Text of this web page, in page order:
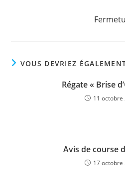
VOUS DEVRIEZ
Régate « Brise
11 octobre
Avis de course
17 octobre